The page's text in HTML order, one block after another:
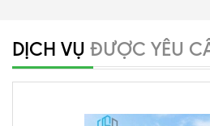
DỊCH VỤ ĐƯỢC YÊU